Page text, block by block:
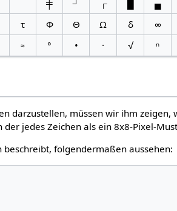
╪ ┘ ┌ ▄
τ Φ Θ Ω δ ∞
≈ ° • · √ ⁿ
darzustellen, müssen wir ihm zeigen,
jedes Zeichen als ein 8x8-Pixel-
folgendermaßen aussehen: